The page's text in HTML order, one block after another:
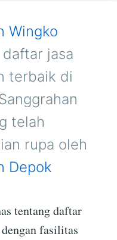
DI
WINGKO
SANGGRAHAN
PURWOREJO
Wingko
jasa
terbaik di
telah
rupa oleh
Depok
tentang daftar
fasilitas